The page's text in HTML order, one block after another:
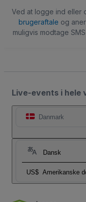
Ved at logge ind eller
brugeraftale og
muligvis modtage
Live-events i hele
Danmark
Dansk
US$ Amerikanske